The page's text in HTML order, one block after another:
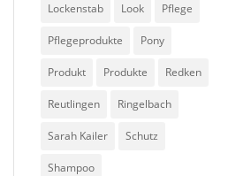
Lockenstab Look Pflege
Pflegeprodukte Pony
Produkt Produkte Redken
Reutlingen Ringelbach
Sarah Kailer Schutz
Shampoo